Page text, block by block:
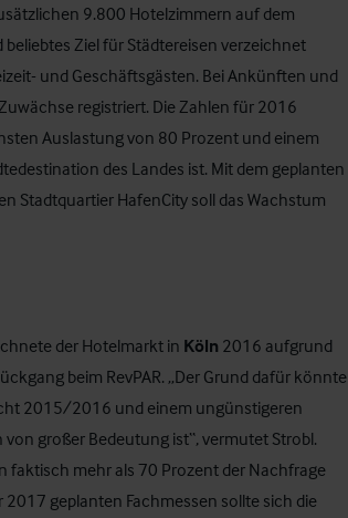
9.800 Hotelzimmern auf dem
Ziel für Städtereisen verzeichnet
und Geschäftsgästen. Bei Ankünften und
registriert. Die Zahlen für 2016
Auslastung von 80 Prozent und einem
des Landes ist. Mit dem geplanten
Stadtquartier HafenCity soll das Wachstum
der Hotelmarkt in Köln 2016 aufgrund
beim RevPAR. „Der Grund dafür könnte
2015/2016 und einem ungünstigeren
großer Bedeutung ist“, vermutet Strobl.
faktisch mehr als 70 Prozent der Nachfrage
geplanten Fachmessen sollte sich die